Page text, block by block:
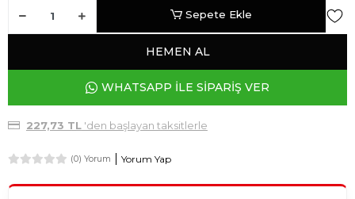
Sepete Ekle
HEMEN AL
WHATSAPP İLE SİPARİŞ VER
227,73 TL'den başlayan taksitlerle
(0) Yorum Yorum Yap